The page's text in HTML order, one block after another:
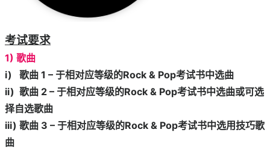
考试要求
1) 歌曲
i) 歌曲 1 – 于相对应等级的Rock & Pop考试书中选曲
ii) 歌曲 2 – 于相对应等级的Rock & Pop考试书中选曲或可选
择自选歌曲
iii) 歌曲 3 – 于相对应等级的Rock & Pop考试书中选用技巧歌
曲